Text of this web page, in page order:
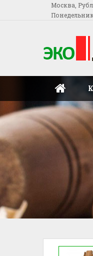
Москва,
Понедельник